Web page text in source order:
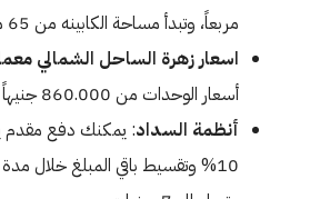
مربعاً، وتبدأ مساحة الكابينه من 65 متراً مربعاً.
اسعار زهرة الساحل الشمالي
أسعار الوحدات من 860.000 جنيهاً مصرياً.
أنظمة السداد